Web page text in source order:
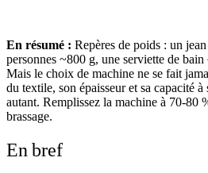
En résumé : Repères de poids : un
personnes ~800 g, une serviette de
Mais le choix de machine ne se fait
du textile, son épaisseur et sa capacité à
autant. Remplissez la machine à 70-80
brassage.
En bref